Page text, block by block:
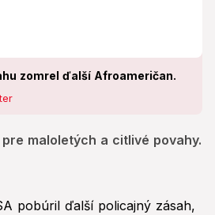
zomrel ďalší Afroameričan.
maloletých a citlivé povahy.
pobúril ďalší policajný zásah,